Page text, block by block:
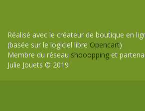
Réalisé avec le créateur de boutique en
(basée sur le logiciel libre Opencart)
Membre du réseau shooopping et
Julie Jouets © 2019